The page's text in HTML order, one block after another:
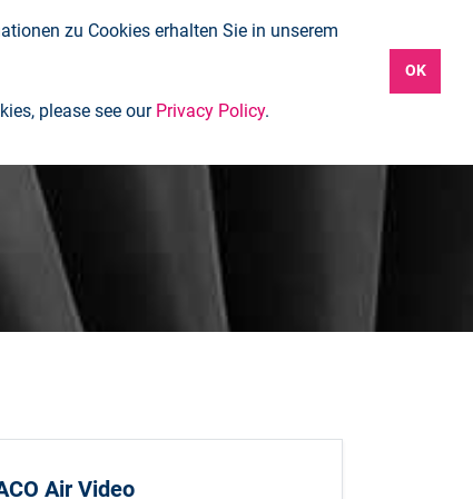
zu Cookies erhalten Sie in unserem
please see our Privacy Policy.
OK
Contacto Mi Saco
Air Video